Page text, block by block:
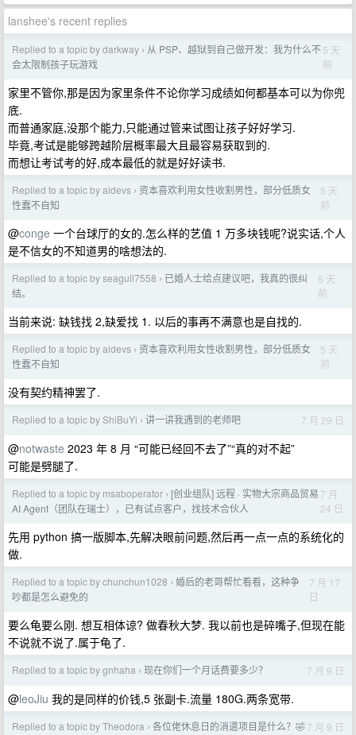
lanshee's recent replies
Replied to a topic by darkway › 从 PSP、越狱到自己做开发：我为什么不
会太限制孩子玩游戏
5 天
前
家里不管你,那是因为家里条件不论你学习成绩如何都基本可以为你兜
底.
而普通家庭,没那个能力,只能通过管来试图让孩子好好学习.
毕竟,考试是能够跨越阶层概率最大且最容易获取到的.
而想让考试考的好,成本最低的就是好好读书.
Replied to a topic by aidevs › 资本喜欢利用女性收割男性，部分低质女
性蠢不自知
5 天
前
@conge 一个台球厅的女的.怎么样的艺值 1 万多块钱呢?说实话,个人
是不信女的不知道男的啥想法的.
Replied to a topic by seagull7558 › 已婚人士给点建议吧，我真的很纠
结。
5 天
前
当前来说: 缺钱找 2,缺爱找 1. 以后的事再不满意也是自找的.
Replied to a topic by aidevs › 资本喜欢利用女性收割男性，部分低质女
性蠢不自知
5 天
前
没有契约精神罢了.
Replied to a topic by ShiBuYi › 讲一讲我遇到的老师吧 7 月 29 日
@notwaste 2023 年 8 月 “可能已经回不去了”“真的对不起”
可能是劈腿了.
Replied to a topic by msaboperator › [创业组队] 远程 · 实物大宗商品贸易
AI Agent（团队在瑞士），已有试点客户，找技术合伙人
7 月
24 日
先用 python 搞一版脚本,先解决眼前问题,然后再一点一点的系统化的
做.
Replied to a topic by chunchun1028 › 婚后的老哥帮忙看看，这种争
吵都是怎么避免的
7 月 17
日
要么龟要么刚. 想互相体谅? 做春秋大梦. 我以前也是碎嘴子,但现在能
不说就不说了.属于龟了.
Replied to a topic by gnhaha › 现在你们一个月话费要多少？ 7 月 9 日
@leoJiu 我的是同样的价钱,5 张副卡.流量 180G.两条宽带.
Replied to a topic by Theodora › 各位佬休息日的消遣项目是什么？🤣7 月 9 日